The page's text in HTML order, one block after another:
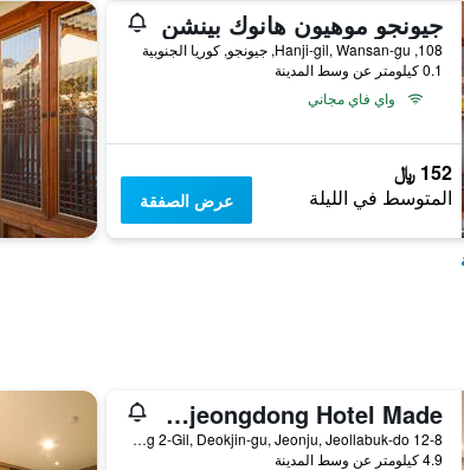
جيونجو موهيون هانوك بينشن
108, Hanji-gil, Wansan-gu, جيونجو, كوريا الجنوبية
0.1 كيلومتر عن وسط المدينة
واي فاي مجاني
152 ﷼
المتوسط في الليلة عرض الصفقة
Jeonju Sanjeongdong Hotel Made
12-8 Sanjeong 2-Gil, Deokjin-gu, Jeonju, Jeollabuk-do, جيونجو, كوريا الجنوبية
4.9 كيلومتر عن وسط المدينة